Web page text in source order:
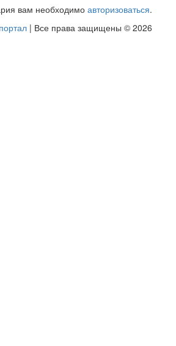
вам необходимо авторизоваться.
| Все права защищены © 2026